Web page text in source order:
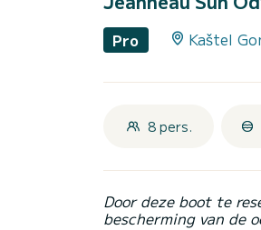
Pro Kaštel
8 pers.
Door deze boot te
bescherming van de